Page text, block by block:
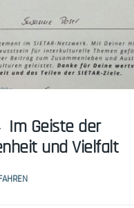
Im Geiste der
und Vielfalt